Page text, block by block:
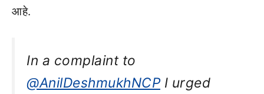
आहे.
In a complaint to
@AnilDeshmukhNCP I urged